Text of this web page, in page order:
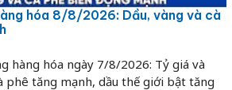
hóa 8/8/2026: Dầu, vàng và cà
hàng hóa ngày 7/8/2026: Tỷ giá và
phê tăng mạnh, dầu thế giới bật tăng